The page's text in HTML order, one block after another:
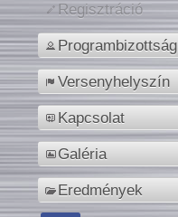
Regisztráció
Programbizottság
Versenyhelyszín
Kapcsolat
Galéria
Eredmények